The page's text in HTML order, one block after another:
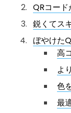
QRコー
鋭くてス
ぼやけた
高
よ
色
最